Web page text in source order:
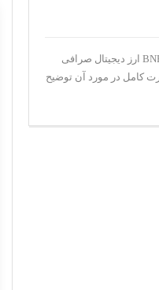
BNB چیست و چرا باید در کیف پول شما باشد؟ BNB ارز دیجیتال صرافی
کامل در مورد آن توضیح